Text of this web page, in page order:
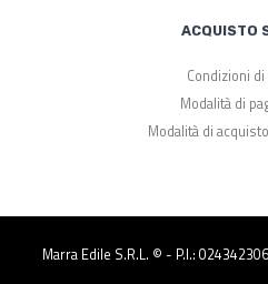
ACQUISTO
Condizioni
Modalità di
Modalità di
Marra Edile S.r.l. © - P.I.: